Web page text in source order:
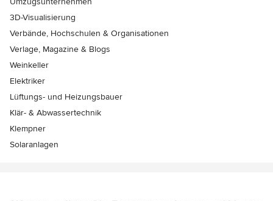
3D-Visualisierung
Verbände, Hochschulen & Organisationen
Verlage, Magazine & Blogs
Weinkeller
Elektriker
Lüftungs- und Heizungsbauer
Klär- & Abwassertechnik
Klempner
Solaranlagen